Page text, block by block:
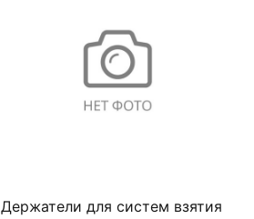
Держатели для систем взятия